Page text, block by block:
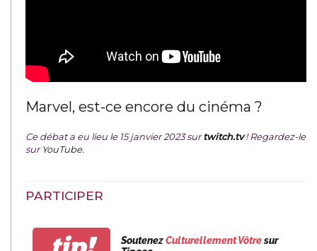
Marvel, est-ce encore du cinéma ?
Ce débat a eu lieu le 15 janvier 2023 surtwitch.tv ! Regardez-le
surYouTube.
PARTICIPER
SoutenezCulturellement Vôtresur